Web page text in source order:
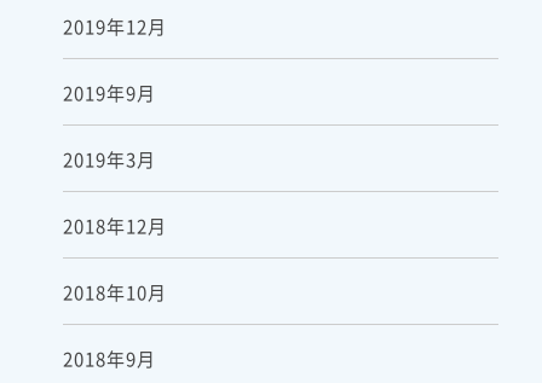
2019年12月
2019年9月
2019年3月
2018年12月
2018年10月
2018年9月